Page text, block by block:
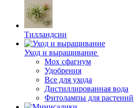
Тилландсии
Уход и выращивание
Мох сфагнум
Удобрения
Все для ухода
Дистиллированная вода
Фитолампы для растений